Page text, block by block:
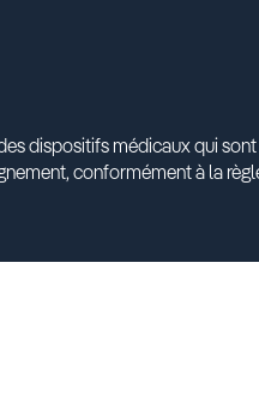
dispositifs médicaux qui
conformément à la